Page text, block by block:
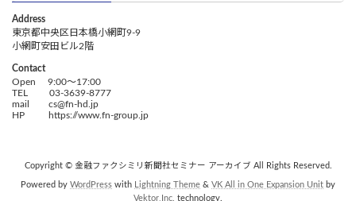
Address
東京都中央区日本橋小網町9-9
小網町安田ビル2階
Contact
Open 9:00～17:00
TEL 03-3639-8777
mail cs@fn-hd.jp
HP https://www.fn-group.jp
Copyright © 金融ファクシミリ新聞社セミナー アーカイブ All Rights Reserved.
Powered by WordPress with Lightning Theme & VK All in One Expansion Unit by
Vektor,Inc. technology.